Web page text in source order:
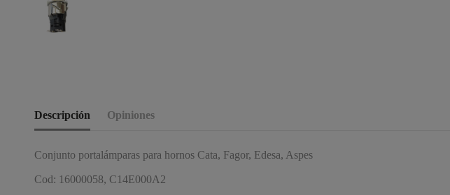
Descripción Opiniones
Conjunto portalámparas para hornos Cata, Fagor, Edesa, Aspes
Cod: 16000058, C14E000A2